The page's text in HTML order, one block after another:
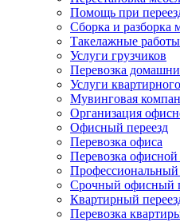
Помощь при
Сборка и разборка
Такелажные работы
Услуги грузчиков
Перевозка
Услуги
Мувинговая
Организация
Офисный переезд
Перевозка офиса
Перевозка офисной
Профессиональный
Срочный офисный
Квартирный
Перевозка